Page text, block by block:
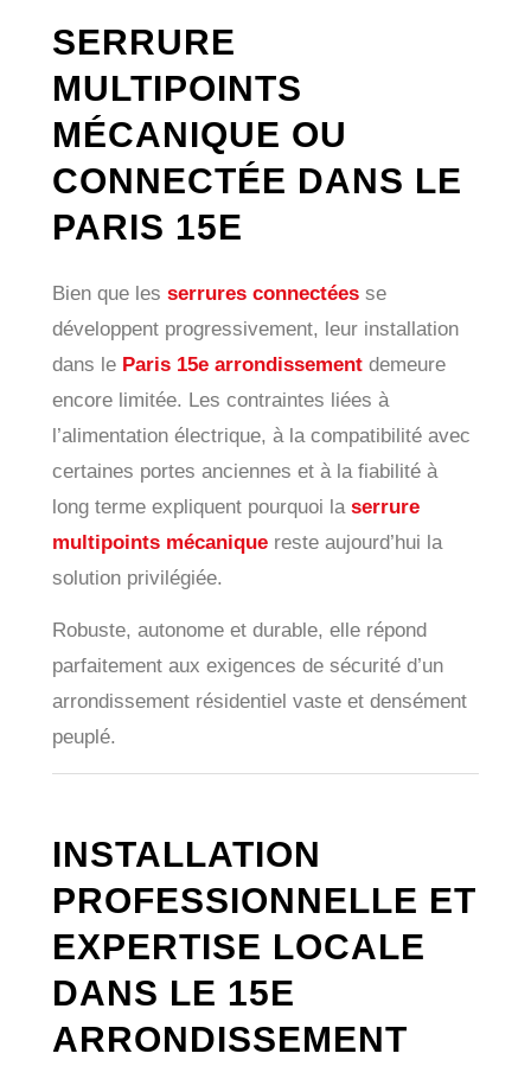
SERRURE
MULTIPOINTS
MÉCANIQUE OU
CONNECTÉE DANS LE
PARIS 15E
Bien que les serrures connectéesse
développent progressivement, leur installation
dans le Paris 15e arrondissementdemeure
encore limitée. Les contraintes liées à
l’alimentation électrique, à la compatibilité avec
certaines portes anciennes et à la fiabilité à
long terme expliquent pourquoi la serrure
multipoints mécaniquereste aujourd’hui la
solution privilégiée.
Robuste, autonome et durable, elle répond
parfaitement aux exigences de sécurité d’un
arrondissement résidentiel vaste et densément
peuplé.
INSTALLATION
PROFESSIONNELLE ET
EXPERTISE LOCALE
DANS LE 15E
ARRONDISSEMENT